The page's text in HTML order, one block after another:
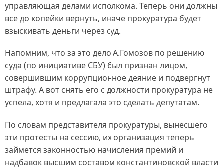
управляющая делами исполкома. Теперь они должны
все до копейки вернуть, иначе прокуратура будет
взыскивать деньги через суд.
Напомним, что за это дело А.Гомозов по решению
суда (по инициативе СБУ) был признан лицом,
совершившим коррупционное деяние и подвергнут
штрафу. А вот снять его с должности прокуратура не
успела, хотя и предлагала это сделать депутатам.
По словам представителя прокуратуры, вынесшего
эти протесты на сессию, их организация теперь
займется законностью начисления премий и
надбавок высшим составом константиновской власти